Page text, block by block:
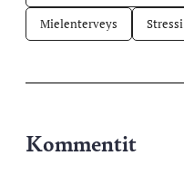
Mielenterveys Stressi
Kommentit